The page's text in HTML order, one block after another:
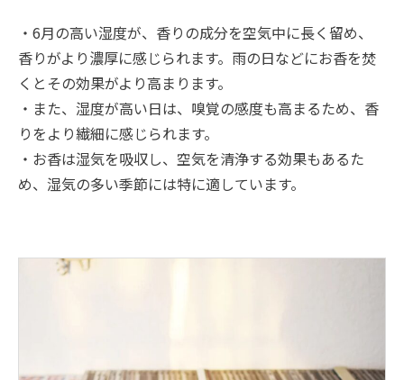
・6月の高い湿度が、香りの成分を空気中に長く留め、
香りがより濃厚に感じられます。雨の日などにお香を焚
くとその効果がより高まります。
・また、湿度が高い日は、嗅覚の感度も高まるため、香
りをより繊細に感じられます。
・お香は湿気を吸収し、空気を清浄する効果もあるた
め、湿気の多い季節には特に適しています。